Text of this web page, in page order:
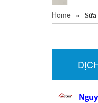
Home »